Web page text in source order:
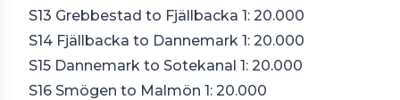
S13 Grebbestad to Fjällbacka 1: 20.000
S14 Fjällbacka to Dannemark 1: 20.000
S15 Dannemark to Sotekanal 1: 20.000
S16 Smögen to Malmön 1: 20.000